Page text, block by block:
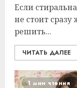
Если
не стоит сразу
решить...
ЧИТАТЬ ДАЛЕЕ
1 мин чтения